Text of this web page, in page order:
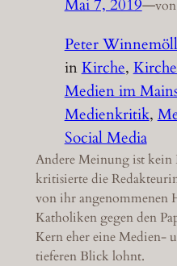
Mai 7, 2019—von
Peter
inKirche,
Medien im
Medienkritik,
Social Media
Andere Meinung ist kein
kritisierte die
von ihr angenommenen
Katholiken gegen den
Kern eher eine Medien-
tieferen Blick lohnt.